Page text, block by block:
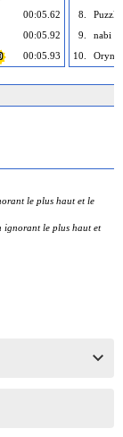
00:05.62
00:05.92
00:05.93
8.
9.
nabi
10. Oryn
le plus haut et le
ignorant le plus haut et